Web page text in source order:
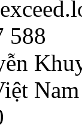
588
Nam